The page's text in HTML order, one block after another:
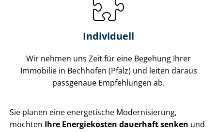
Individuell
Wir nehmen uns Zeit für eine Begehung Ihrer
Immobilie in Bechhofen (Pfalz) und leiten daraus
passgenaue Empfehlungen ab.
Sie planen eine energetische Modernisierung,
möchten Ihre Energiekosten dauerhaft senken und